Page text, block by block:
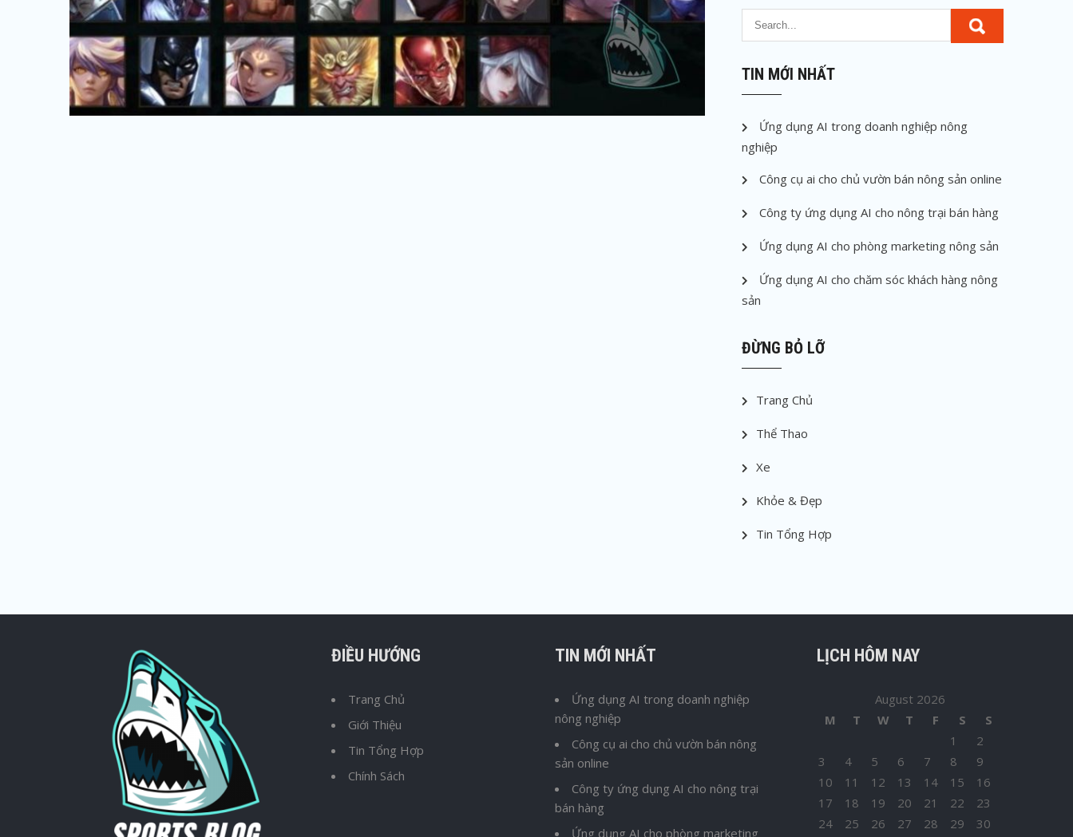
TIN MỚI NHẤT
Ứng dụng AI trong doanh nghiệp nông
nghiệp
Công cụ ai cho chủ vườn bán nông sản online
Công ty ứng dụng AI cho nông trại bán hàng
Ứng dụng AI cho phòng marketing nông sản
Ứng dụng AI cho chăm sóc khách hàng nông
sản
ĐỪNG BỎ LỠ
Trang Chủ
Thể Thao
Xe
Khỏe & Đẹp
Tin Tổng Hợp
ĐIỀU HƯỚNG
Trang Chủ
Giới Thiệu
Tin Tổng Hợp
Chính Sách
TIN MỚI NHẤT
Ứng dụng AI trong doanh nghiệp
nông nghiệp
Công cụ ai cho chủ vườn bán nông
sản online
Công ty ứng dụng AI cho nông trại
bán hàng
Ứng dụng AI cho phòng marketing
LỊCH HÔM NAY
August 2026
M
T W T F S
S
1
2
3
4 5 6 7 8
9
10
11 12 13 14 15
16
17
18 19 20 21 22
23
24
25 26 27 28 29
30